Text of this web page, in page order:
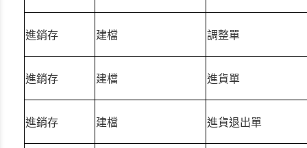
進銷存 建檔 調整單
進銷存 建檔 進貨單
進銷存 建檔 進貨退出單